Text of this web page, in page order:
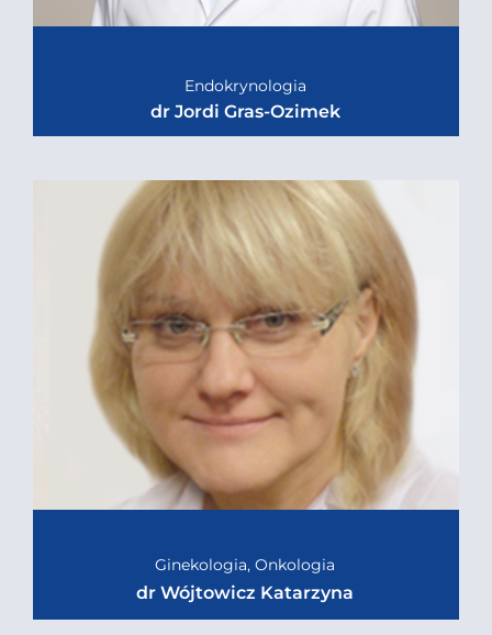
Endokrynologia
dr Jordi Gras-Ozimek
Ginekologia, Onkologia
dr Wójtowicz Katarzyna